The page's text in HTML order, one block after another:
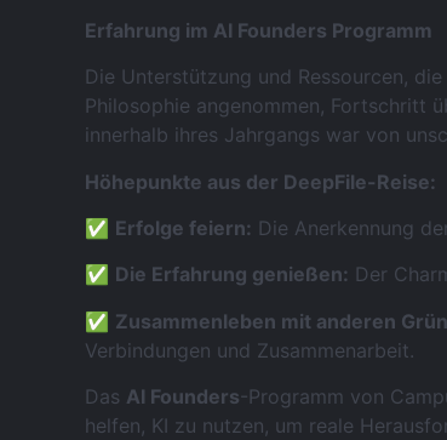
Erfahrung im AI Founders Programm
Die Unterstützung und Ressourcen, die
Philosophie angenommen, Fortschritt
innerhalb ihres Jahrgangs war von
Höhepunkte aus der DeepFile-Reise:
✅ Erfolge feiern: Die Anerkennung
✅ Die Erfahrung genießen: Der
✅ Zusammenleben mit anderen
Verbindungen und Zusammenarbeit.
Das AI Founders-Programm von
helfen, KI zu nutzen, um reale